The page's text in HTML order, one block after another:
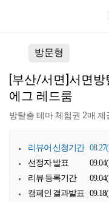
방문형
[부산/서면]서면
에그 레드룸
방탈출 테마 체험권 2매 제
리뷰어 신청기간
선정자 발표
리뷰 등록기간
캠페인 결과발표